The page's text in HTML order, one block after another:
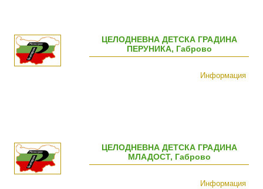
ЦЕЛОДНЕВНА ДЕТСКА ГРАДИНА
ПЕРУНИКА, Габрово
Информация
ЦЕЛОДНЕВНА ДЕТСКА ГРАДИНА
МЛАДОСТ, Габрово
Информация